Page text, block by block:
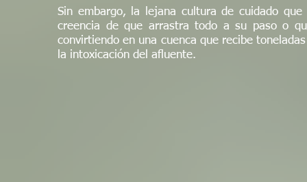
Sin embargo, la lejana cultura de cuidado
creencia de que arrastra todo a su paso o
convirtiendo en una cuenca que recibe
la intoxicación del afluente.